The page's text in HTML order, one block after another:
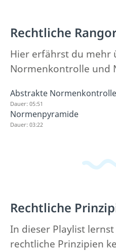
Rechtliche
Hier erfährst du mehr
Normenkontrolle und
Abstrakte Normenkontrolle
Dauer: 05:51
Normenpyramide
Dauer: 03:22
Rechtliche
In dieser Playlist
rechtliche Prinzipien